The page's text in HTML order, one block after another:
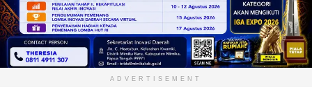
ADVERTISEMENT